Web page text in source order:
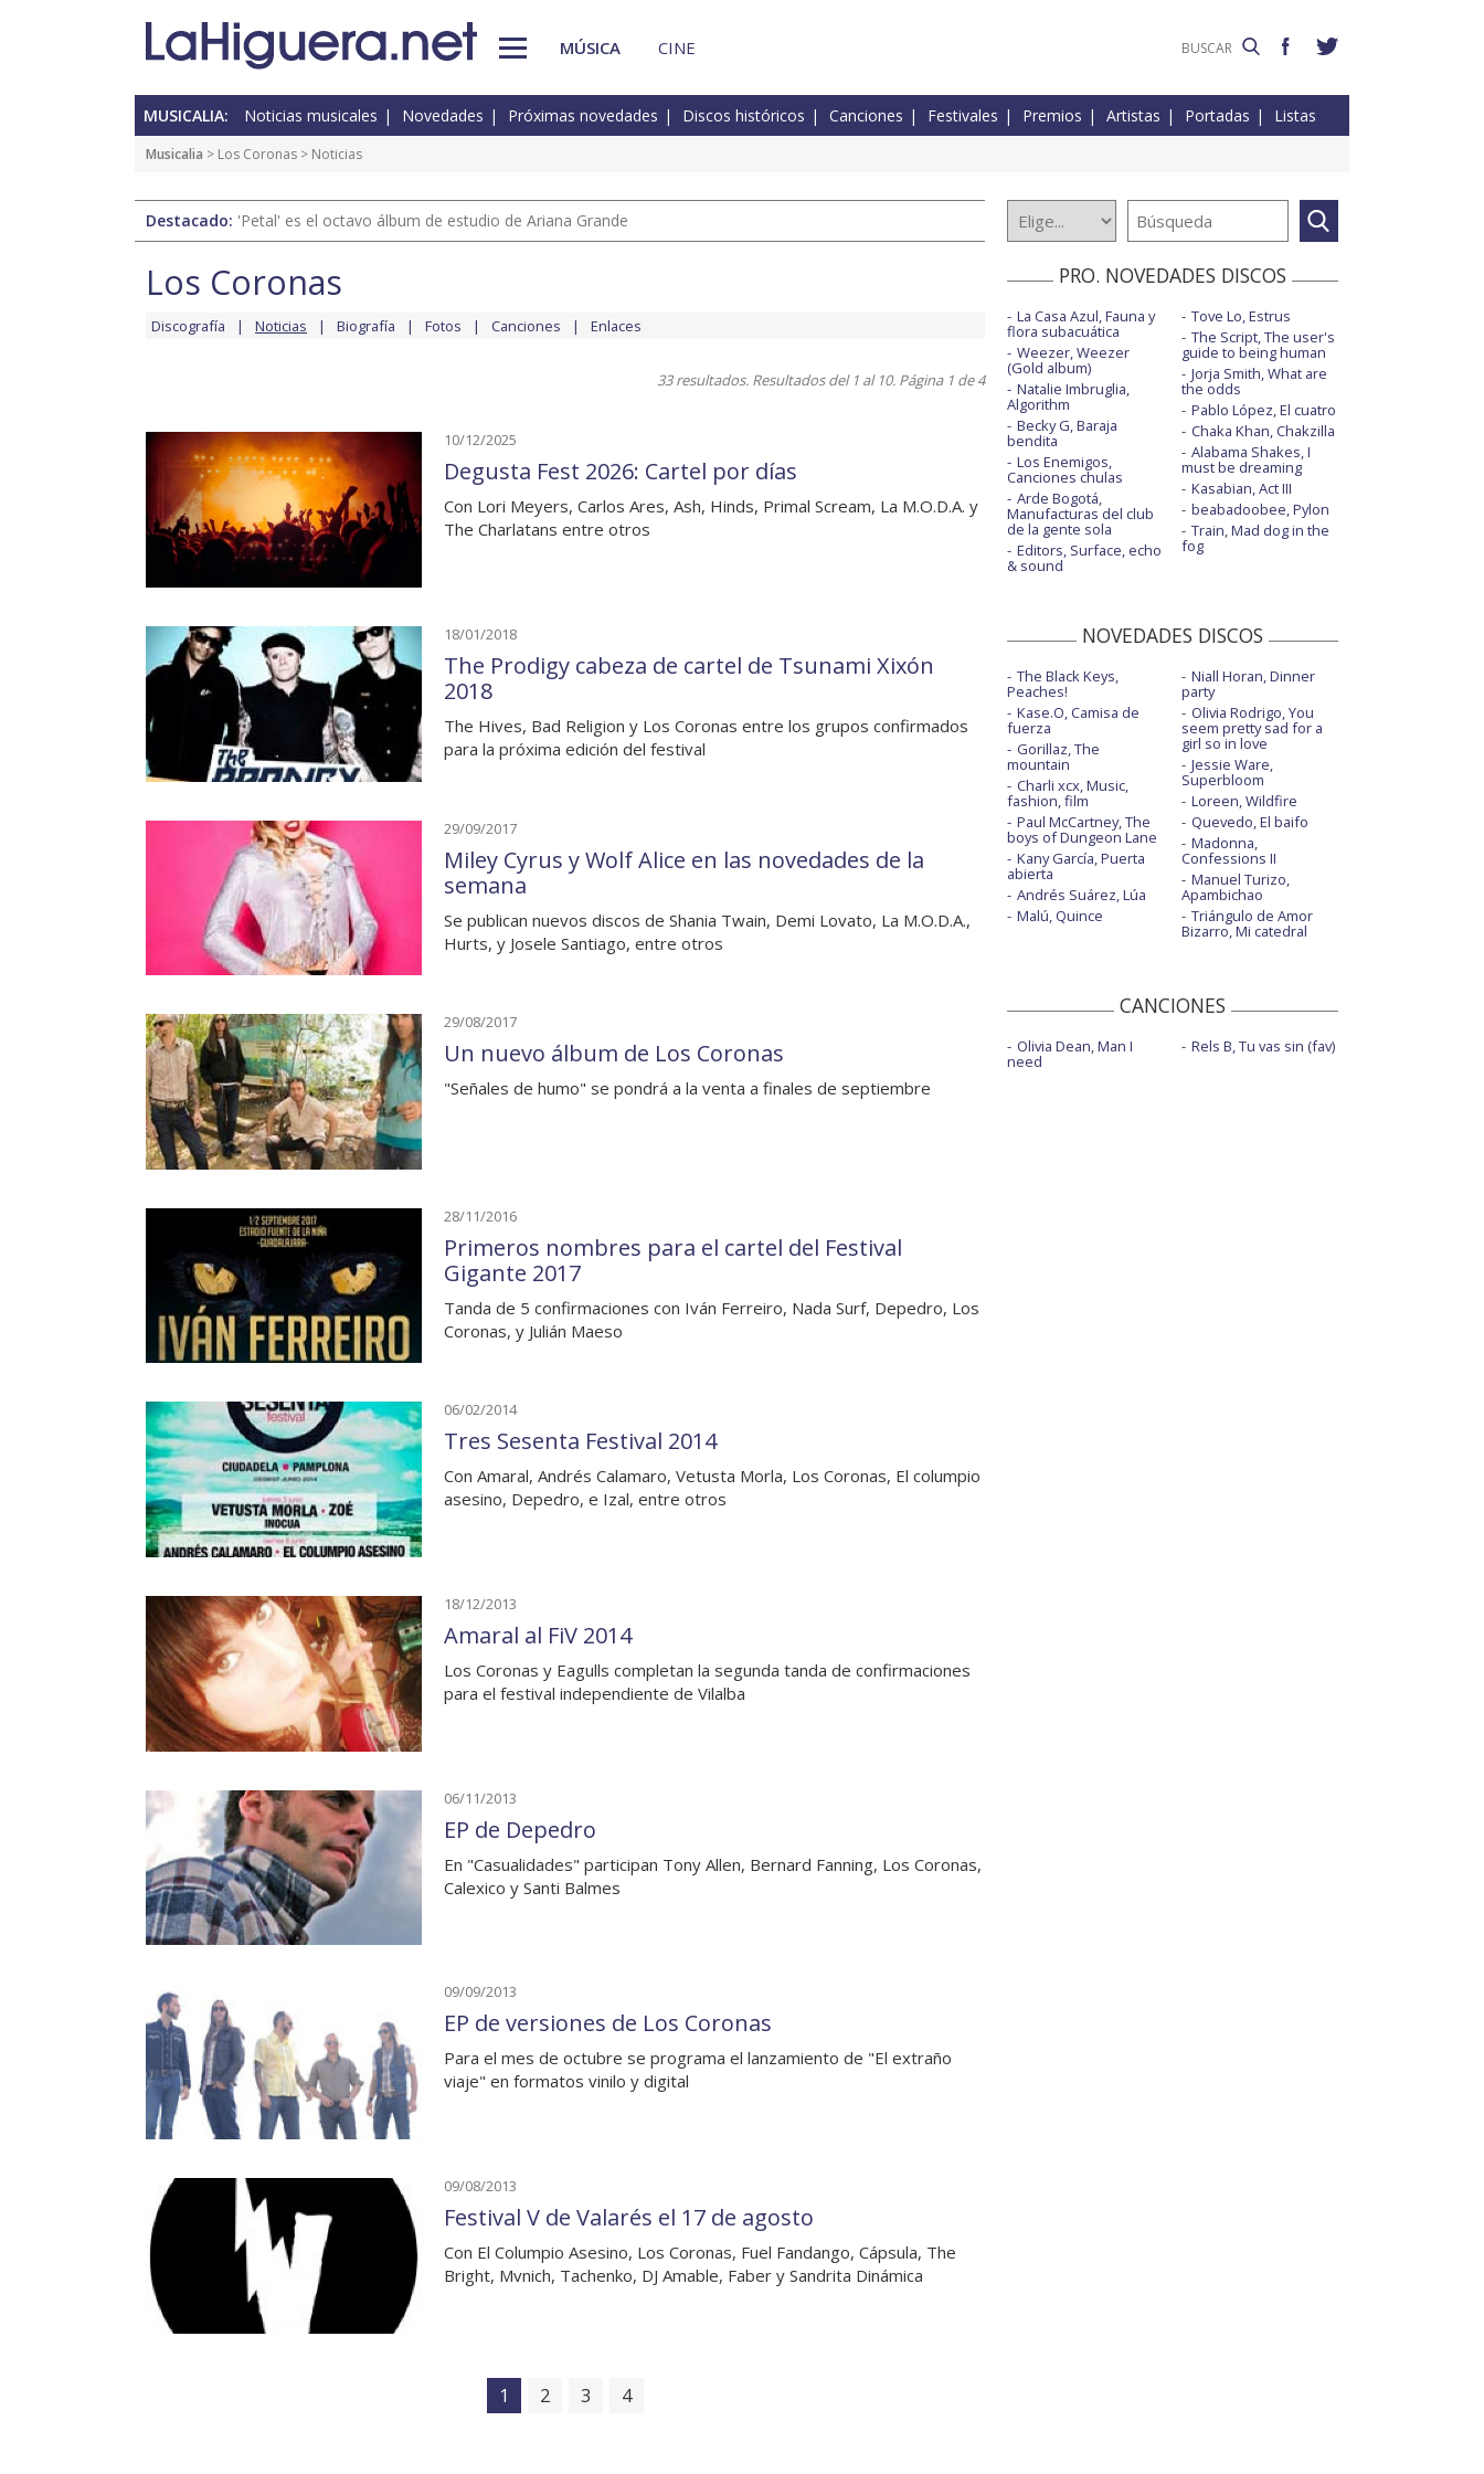
MÚSICA CINE
MUSICALIA: Noticias musicales Novedades Próximas novedades Discos históricos Canciones Festivales Premios Artistas Portadas Listas
Musicalia > Los Coronas > Noticias
Destacado: 'Petal' es el octavo álbum de estudio de Ariana Grande
Los Coronas
Discografía Noticias Biografía Fotos Canciones Enlaces
33 resultados. Resultados del 1 al 10. Página 1 de 4
10/12/2025
Degusta Fest 2026: Cartel por días
Con Lori Meyers, Carlos Ares, Ash, Hinds, Primal Scream, La M.O.D.A. y
The Charlatans entre otros
18/01/2018
The Prodigy cabeza de cartel de Tsunami Xixón
2018
The Hives, Bad Religion y Los Coronas entre los grupos confirmados
para la próxima edición del festival
29/09/2017
Miley Cyrus y Wolf Alice en las novedades de la
semana
Se publican nuevos discos de Shania Twain, Demi Lovato, La M.O.D.A.,
Hurts, y Josele Santiago, entre otros
29/08/2017
Un nuevo álbum de Los Coronas
"Señales de humo" se pondrá a la venta a finales de septiembre
28/11/2016
Primeros nombres para el cartel del Festival
Gigante 2017
Tanda de 5 confirmaciones con Iván Ferreiro, Nada Surf, Depedro, Los
Coronas, y Julián Maeso
06/02/2014
Tres Sesenta Festival 2014
Con Amaral, Andrés Calamaro, Vetusta Morla, Los Coronas, El columpio
asesino, Depedro, e Izal, entre otros
18/12/2013
Amaral al FiV 2014
Los Coronas y Eagulls completan la segunda tanda de confirmaciones
para el festival independiente de Vilalba
06/11/2013
EP de Depedro
En "Casualidades" participan Tony Allen, Bernard Fanning, Los Coronas,
Calexico y Santi Balmes
09/09/2013
EP de versiones de Los Coronas
Para el mes de octubre se programa el lanzamiento de "El extraño
viaje" en formatos vinilo y digital
09/08/2013
Festival V de Valarés el 17 de agosto
Con El Columpio Asesino, Los Coronas, Fuel Fandango, Cápsula, The
Bright, Mvnich, Tachenko, DJ Amable, Faber y Sandrita Dinámica
1 2 3 4
PRO. NOVEDADES DISCOS
La Casa Azul, Fauna y
flora subacuática
Weezer, Weezer
(Gold album)
Natalie Imbruglia,
Algorithm
Becky G, Baraja
bendita
Los Enemigos,
Canciones chulas
Arde Bogotá,
Manufacturas del club
de la gente sola
Editors, Surface, echo
& sound
Tove Lo, Estrus
The Script, The user's
guide to being human
Jorja Smith, What are
the odds
Pablo López, El cuatro
Chaka Khan, Chakzilla
Alabama Shakes, I
must be dreaming
Kasabian, Act III
beabadoobee, Pylon
Train, Mad dog in the
fog
NOVEDADES DISCOS
The Black Keys,
Peaches!
Kase.O, Camisa de
fuerza
Gorillaz, The
mountain
Charli xcx, Music,
fashion, film
Paul McCartney, The
boys of Dungeon Lane
Kany García, Puerta
abierta
Andrés Suárez, Lúa
Malú, Quince
Niall Horan, Dinner
party
Olivia Rodrigo, You
seem pretty sad for a
girl so in love
Jessie Ware,
Superbloom
Loreen, Wildfire
Quevedo, El baifo
Madonna,
Confessions II
Manuel Turizo,
Apambichao
Triángulo de Amor
Bizarro, Mi catedral
CANCIONES
Olivia Dean, Man I
need
Rels B, Tu vas sin (fav)